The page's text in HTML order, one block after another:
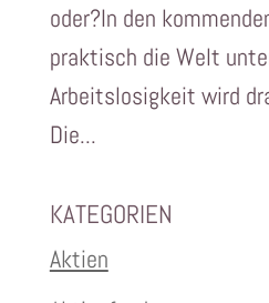
oder?In den
praktisch die Welt
Arbeitslosigkeit wird
Die...
KATEGORIEN
Aktien